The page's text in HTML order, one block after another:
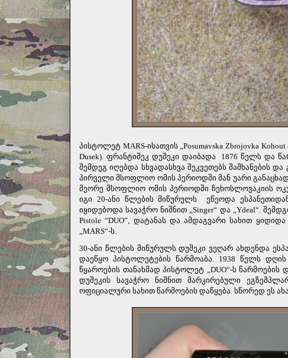
პისტოლეტ MARS-ისათვის „Posumavska Zbrojovka
Dusek). ფრანტიშეკ დუშეკი დაიბადა
1876 წელს და
შემდეგ იღებდა სხვადასხვა შეკვეთებს შაშხანების
პირველი მსოფლიო ომის პერიოდში მან უარი
მეორე მსოფლიო ომის პერიოდში ჩეხოსლოვაკიის
იგი 20-ანი წლების მიწურულს
ეწეოდა
იყიდებოდა სავაჭრო ნიშნით „Singer“ და „Ydeal“.
Pistole “DUO”, დატანას და ამდაგვარი სახით
„MARS“-ს.
30-ანი წლების მიწურულს დუშეკი ვეღარ ახდენდა
დაეწყო პისტოლეტების წარმოაბა. 1938 წელს
წყაროების თანახმად პისტოლეტ „ DUO“-ს წარმოების
დუშეკის სავაჭრო ნიშნით მარკირებული
ოფიციალური სახით წარმოების დაწყება. სწორედ ეს